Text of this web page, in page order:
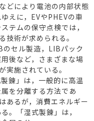
どにより電池の内部状態
えに，EVやPHEVの車
テムの保守点検では，
術が求められる。
セル製造，LIBパック
後など，さまざまな場
施されている。
錬」は，一般的に高温
を分離する方法であ
あるが，消費エネルギー
。「湿式製錬」は，